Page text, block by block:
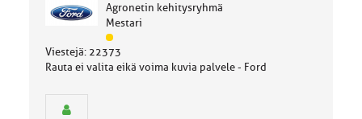
Agronetin kehitysryhmä
Mestari
J
ä
s
Viestejä: 22373
Rauta ei valita eikä voima kuvia palvele - Ford